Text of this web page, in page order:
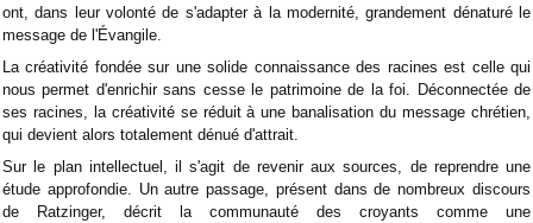
ont, dans leur volonté de s'adapter à la modernité, grandement dénaturé le
message de l'Évangile.
La créativité fondée sur une solide connaissance des racines est celle qui
nous permet d'enrichir sans cesse le patrimoine de la foi. Déconnectée de
ses racines, la créativité se réduit à une banalisation du message chrétien,
qui devient alors totalement dénué d'attrait.
Sur le plan intellectuel, il s'agit de revenir aux sources, de reprendre une
étude approfondie. Un autre passage, présent dans de nombreux discours
de Ratzinger, décrit la communauté des croyants comme une